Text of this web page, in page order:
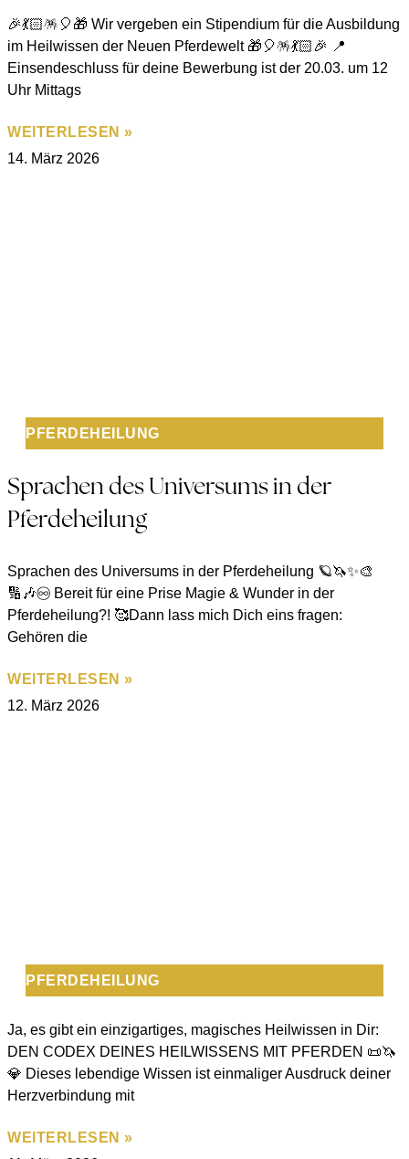
🎉💃🏻🪅🎈🎁 Wir vergeben ein Stipendium für die Ausbildung
im Heilwissen der Neuen Pferdewelt 🎁🎈🪅💃🏻🎉 📍
Einsendeschluss für deine Bewerbung ist der 20.03. um 12
Uhr Mittags
WEITERLESEN »
14. März 2026
PFERDEHEILUNG
Sprachen des Universums in der
Pferdeheilung
Sprachen des Universums in der Pferdeheilung 🪐🦄✨🎨
🔢🎶♾️ Bereit für eine Prise Magie & Wunder in der
Pferdeheilung?! 🥰Dann lass mich Dich eins fragen:
Gehören die
WEITERLESEN »
12. März 2026
PFERDEHEILUNG
Ja, es gibt ein einzigartiges, magisches Heilwissen in Dir:
DEN CODEX DEINES HEILWISSENS MIT PFERDEN 📜🦄
💎 Dieses lebendige Wissen ist einmaliger Ausdruck deiner
Herzverbindung mit
WEITERLESEN »